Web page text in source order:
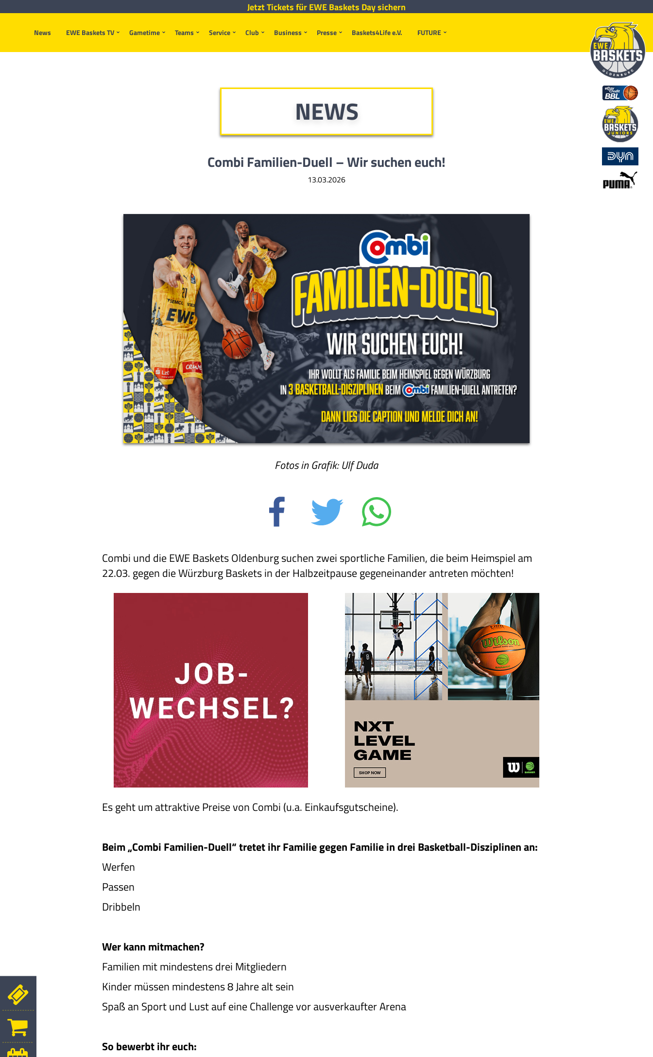
News EWE Baskets TV Gametime Teams Service Club Business Presse Baskets4Life e.V. FUTURE
Jetzt Tickets für EWE Baskets Day sichern
NEWS
Combi Familien-Duell – Wir suchen euch!
13.03.2026
Fotos in Grafik: Ulf Duda
Combi und die EWE Baskets Oldenburg suchen zwei sportliche Familien, die beim Heimspiel am
22.03. gegen die Würzburg Baskets in der Halbzeitpause gegeneinander antreten möchten!
Es geht um attraktive Preise von Combi (u.a. Einkaufsgutscheine).
Beim „Combi Familien-Duell“ tretet ihr Familie gegen Familie in drei Basketball-Disziplinen an:
Werfen
Passen
Dribbeln
Wer kann mitmachen?
Familien mit mindestens drei Mitgliedern
Kinder müssen mindestens 8 Jahre alt sein
Spaß an Sport und Lust auf eine Challenge vor ausverkaufter Arena
So bewerbt ihr euch: